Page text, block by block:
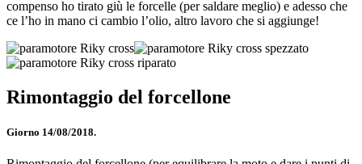
compenso ho tirato giù le forcelle (per saldare meglio) e adesso che
ce l’ho in mano ci cambio l’olio, altro lavoro che si aggiunge!
Rimontaggio del forcellone
Giorno 14/08/2018.